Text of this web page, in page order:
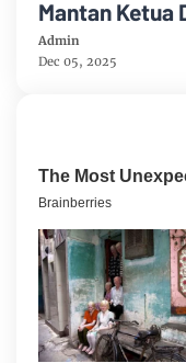
Mantan Ketua
Admin
Dec 05, 2025